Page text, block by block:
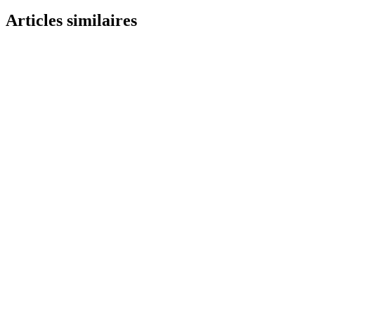
Articles similaires